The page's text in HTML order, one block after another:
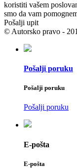
koristiti vašem
smo da vam
Pošalji upit
© Autorsko pravo -
Pošalji poruku
Pošalji poruku
Pošalji poruku
E-pošta
E-pošta